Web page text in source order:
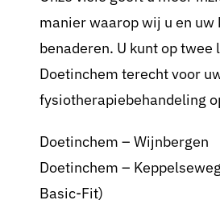
manier waarop wij u en uw
benaderen. U kunt op twee
Doetinchem terecht voor
fysiotherapiebehandeling
Doetinchem – Wijnbergen
Doetinchem –
Basic-Fit)